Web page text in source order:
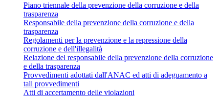
Piano triennale della prevenzione della corruzione e della
trasparenza
Responsabile della prevenzione della corruzione e della
trasparenza
Regolamenti per la prevenzione e la repressione della
corruzione e dell'illegalità
Relazione del responsabile della prevenzione della corruzione
e della trasparenza
Provvedimenti adottati dall'ANAC ed atti di adeguamento a
tali provvedimenti
Atti di accertamento delle violazioni